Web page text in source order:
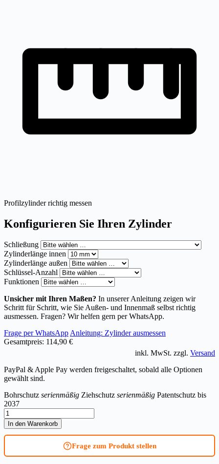
Profilzylinder richtig messen
Konfigurieren Sie Ihren Zylinder
Schließung
Zylinderlänge innen
Zylinderlänge außen
Schlüssel-Anzahl
Funktionen
Unsicher mit Ihren Maßen? In unserer Anleitung zeigen wir
Schritt für Schritt, wie Sie Außen- und Innenmaß selbst richtig
ausmessen. Fragen? Wir helfen gern per WhatsApp.
Frage per WhatsApp Anleitung: Zylinder ausmessen
Gesamtpreis: 114,90 €
inkl. MwSt. zzgl. Versand
PayPal & Apple Pay werden freigeschaltet, sobald alle Optionen
gewählt sind.
Bohrschutz serienmäßig Ziehschutz serienmäßig Patentschutz bis
2037
Halbzylinder
ABUS
Bravus.3500
MX
Menge
In den Warenkorb
Frage zum Produkt stellen